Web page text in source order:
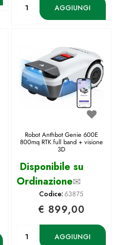
AGGIUNGI
Robot Anthbot Genie 600E
800mq RTK full band + visione
3D
Disponibile su
Ordinazione✉
Codice:63875
€ 899,00
AGGIUNGI